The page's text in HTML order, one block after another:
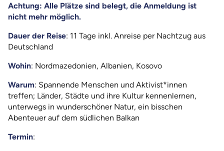
Achtung: Alle Plätze sind belegt, die Anmeldung ist
nicht mehr möglich.
Dauer der Reise: 11 Tage inkl. Anreise per Nachtzug aus
Deutschland
Wohin: Nordmazedonien, Albanien, Kosovo
Warum: Spannende Menschen und Aktivist*innen
treffen; Länder, Städte und ihre Kultur kennenlernen,
unterwegs in wunderschöner Natur, ein bisschen
Abenteuer auf dem südlichen Balkan
Termin: